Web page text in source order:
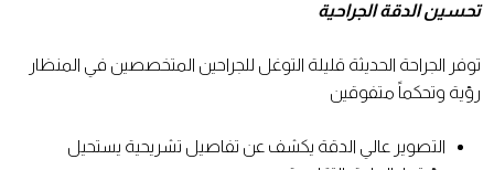
تحسين الدقة الجراحية
توفر الجراحة الحديثة قليلة التوغل للجراحين المتخصصين في المنظار
رؤية وتحكماً متفوقين
التصوير عالي الدقة يكشف عن تفاصيل تشريحية يستحيل